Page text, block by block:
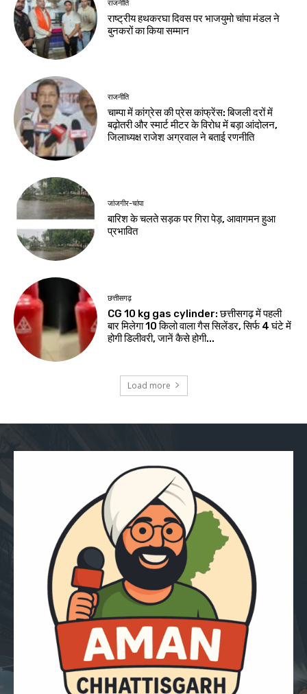
राजनीति
राष्ट्रीय हथकरघा दिवस पर भाजयुमो चांपा मंडल ने
बुनकरों का किया सम्मान
राजनीति
चाम्पा में कांग्रेस की प्रेस कांफ्रेंस: बिजली दरों में
बढ़ोतरी और स्मार्ट मीटर के विरोध में बड़ा आंदोलन,
जिलाध्यक्ष राजेश अग्रवाल ने बताई रणनीति
जांजगीर-चांपा
बारिश के चलते सड़क पर गिरा पेड़, आवागमन हुआ
प्रभावित
छत्तीसगढ़
CG 10 kg gas cylinder: छत्तीसगढ़ में पहली
बार मिलेगा 10 किलो वाला गैस सिलेंडर, सिर्फ 4 घंटे में
होगी डिलीवरी, जानें कैसे होगी...
Load more